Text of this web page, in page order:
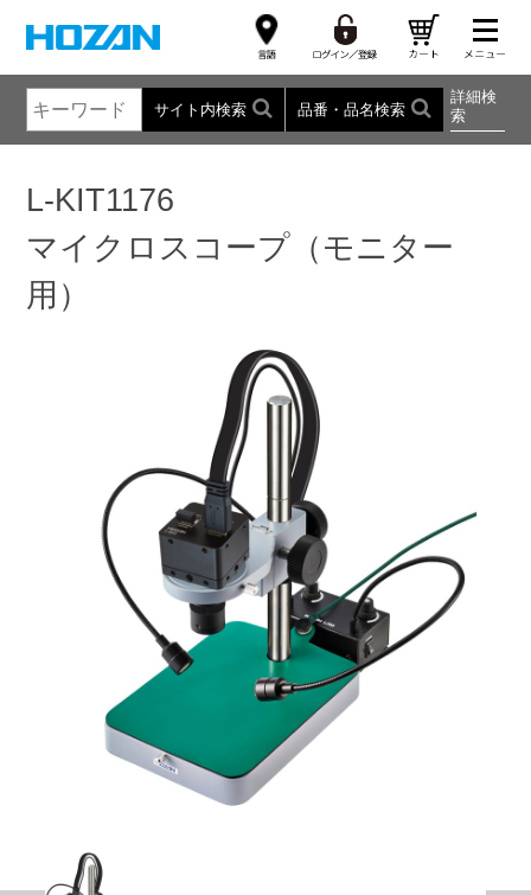
サイト内検索 品番・品名検索
詳細検
索
L-KIT1176
マイクロスコープ（モニター
用）